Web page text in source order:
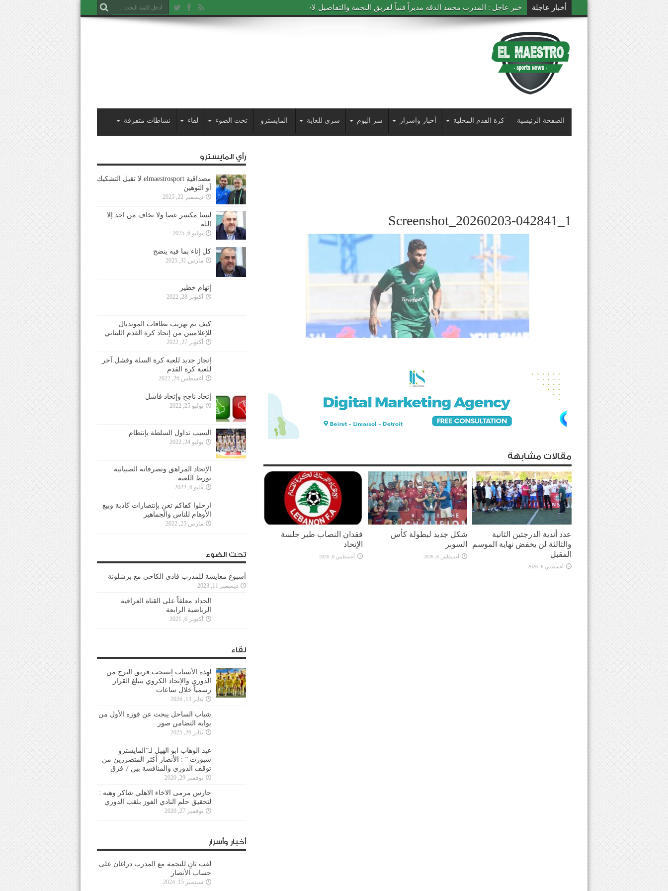
أخبار عاجلة خبر عاجل : المدرب محمد الدقة مديراً فنياً لفريق النجمة والتفاصيل لاحقاً
الصفحة الرئيسية كرة القدم المحلية أخبار واسرار سر اليوم سري للغاية المايسترو تحت الضوء لقاء نشاطات متفرقة
Screenshot_20260203-042841_1
مقالات مشابهة
عدد أندية الدرجتين الثانية
والثالثة لن يخفض نهاية الموسم
المقبل
أغسطس 6, 2026
شكل جديد لبطولة كأس
السوبر
أغسطس 6, 2026
فقدان النصاب طير جلسة
الإتحاد
أغسطس 6, 2026
رأي المايسترو
مصداقية elmaestrosport لا تقبل التشكيك
أو التوهين
ديسمبر 22, 2025
لسنا مكسر عصا ولا نخاف من احد إلا
الله
يوليو 6, 2025
كل إناء بما فيه ينضح
مارس 31, 2025
إتهام خطير
أكتوبر 28, 2022
كيف تم تهريب بطاقات المونديال
للإعلاميين من إتحاد كرة القدم اللبناني
أكتوبر 27, 2022
إنجاز جديد للعبة كرة السلة وفشل آخر
للعبة كرة القدم
أغسطس 26, 2022
إتحاد ناجح وإتحاد فاشل
يوليو 25, 2022
السبب تداول السلطة بإنتظام
يوليو 24, 2022
الإتحاد المراهق وتصرفاته الصبيانية
تورط اللعبة
مايو 6, 2022
ارحلوا كفاكم تغنٍ بإنتصارات كاذبة وبيع
الأوهام للناس والجماهير
مارس 25, 2022
تحت الضوء
أسبوع معايشة للمدرب فادي الكاخي مع برشلونة
ديسمبر 11, 2023
الحداد معلقاً على القناة العراقية
الرياضية الرابعة
أكتوبر 6, 2021
لقاء
لهذه الأسباب إنسحب فريق البرج من
الدوري والإتحاد الكروي يتبلغ القرار
رسمياً خلال ساعات
يناير 13, 2026
شباب الساحل يبحث عن فوزه الأول من
بوابة التضامن صور
يناير 26, 2025
عبد الوهاب ابو الهيل لـ”المايسترو
سبورت ” : الأنصار أكثر المتضررين من
توقف الدوري والمنافسة بين 7 فرق
نوفمبر 29, 2020
حارس مرمى الاخاء الاهلي شاكر وهبه :
لتحقيق حلم النادي الفوز بلقب الدوري
نوفمبر 27, 2020
أخبار وأسرار
لقب ثانٍ للنجمة مع المدرب دراغان على
حساب الأنصار
سبتمبر 15, 2024